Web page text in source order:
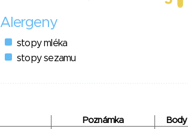
Alergeny
stopy mléka
stopy sezamu
Poznámka
Body